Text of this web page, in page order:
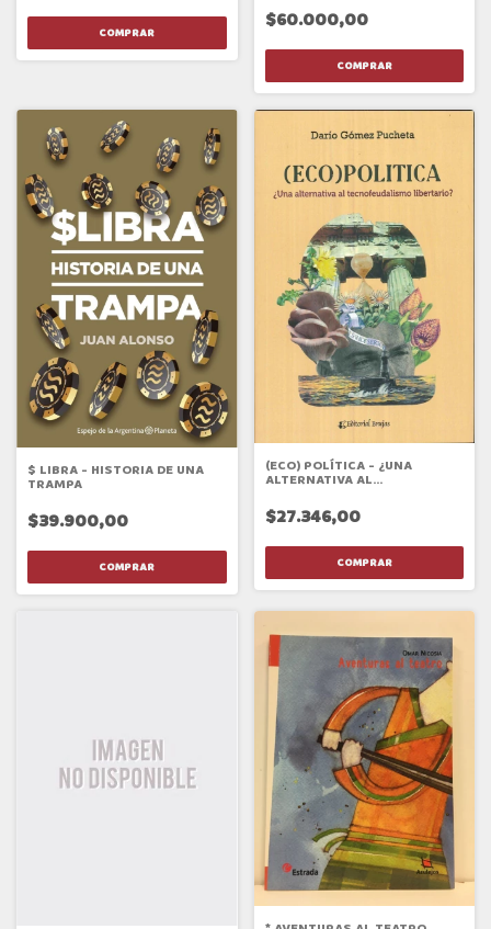
$60.000,00
$ LIBRA - HISTORIA DE UNA
TRAMPA
$39.900,00
(ECO) POLÍTICA - ¿UNA
ALTERNATIVA AL
LIBERTARIO?
$27.346,00